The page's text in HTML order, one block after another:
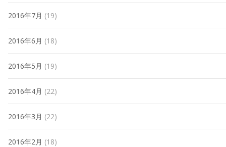
2016年7月 (19)
2016年6月 (18)
2016年5月 (19)
2016年4月 (22)
2016年3月 (22)
2016年2月 (18)